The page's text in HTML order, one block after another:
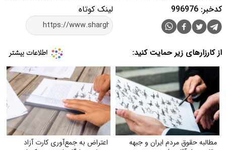
لینک کوتاه کدخبر: 996976
از کارزارهای زیر حمایت کنید:
مطالبه حقوق مردم ایران و جبهه
اعتراض به جمع‌آوری کارت آزاد